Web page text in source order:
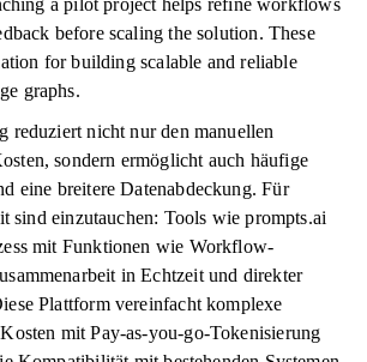
a pilot project helps refine workflows
before scaling the solution. These
for building scalable and reliable
graphs.
reduziert nicht nur den manuellen
sondern ermöglicht auch häufige
eine breitere Datenabdeckung. Für
sind einzutauchen: Tools wie prompts.ai
mit Funktionen wie Workflow-
in Echtzeit und direkter
Plattform vereinfacht komplexe
mit Pay-as-you-go-Tokenisierung